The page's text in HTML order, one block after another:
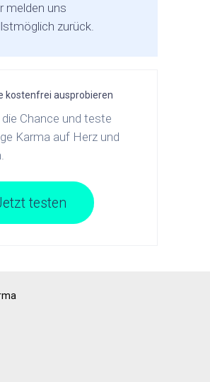
melden uns
zurück.
kostenfrei ausprobieren
Chance und teste
Karma auf Herz und
testen